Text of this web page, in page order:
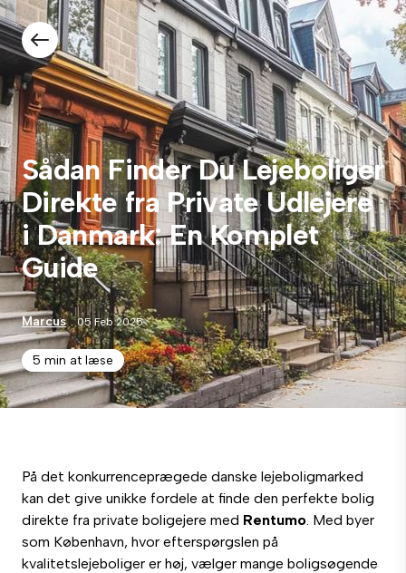
Sådan Finder Du Lejeboliger
Direkte fra Private Udlejere
i Danmark: En Komplet
Guide
Marcus 05 Feb 2025
5 min at læse
På det konkurrenceprægede danske lejeboligmarked
kan det give unikke fordele at finde den perfekte bolig
direkte fra private boligejere med Rentumo. Med byer
som København, hvor efterspørgslen på
kvalitetslejeboliger er høj, vælger mange boligsøgende